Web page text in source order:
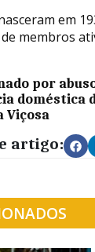
em
membros
por
doméstica
Viçosa
artigo: